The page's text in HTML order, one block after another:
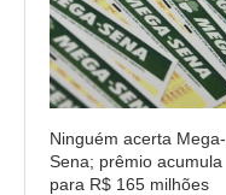
Ninguém acerta Mega-
Sena; prêmio acumula
para R$ 165 milhões